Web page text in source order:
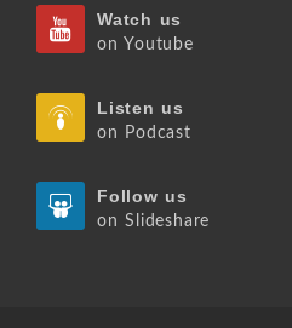
Watch us
on Youtube
Listen us
on Podcast
Follow us
on Slideshare